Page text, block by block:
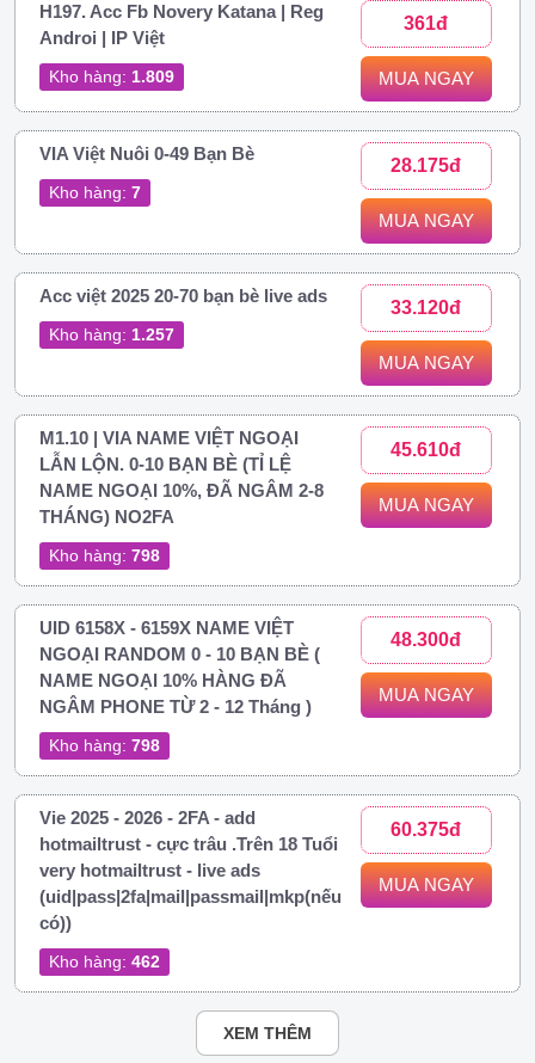
H197. Acc Fb Novery Katana | Reg
Androi | IP Việt
Kho hàng: 1.809
361đ
MUA NGAY
VIA Việt Nuôi 0-49 Bạn Bè
Kho hàng: 7
28.175đ
MUA NGAY
Acc việt 2025 20-70 bạn bè live ads
Kho hàng: 1.257
33.120đ
MUA NGAY
M1.10 | VIA NAME VIỆT NGOẠI
LẪN LỘN. 0-10 BẠN BÈ (TỈ LỆ
NAME NGOẠI 10%, ĐÃ NGÂM 2-8
THÁNG) NO2FA
Kho hàng: 798
45.610đ
MUA NGAY
UID 6158X - 6159X NAME VIỆT
NGOẠI RANDOM 0 - 10 BẠN BÈ (
NAME NGOẠI 10% HÀNG ĐÃ
NGÂM PHONE TỪ 2 - 12 Tháng )
Kho hàng: 798
48.300đ
MUA NGAY
Vie 2025 - 2026 - 2FA - add
hotmailtrust - cực trâu .Trên 18 Tuổi
very hotmailtrust - live ads
(uid|pass|2fa|mail|passmail|mkp(nếu
có))
Kho hàng: 462
60.375đ
MUA NGAY
XEM THÊM